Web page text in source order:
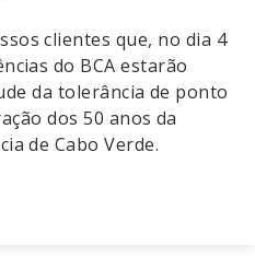
clientes que, no dia 4
do BCA estarão
da tolerância de ponto
dos 50 anos da
de Cabo Verde.